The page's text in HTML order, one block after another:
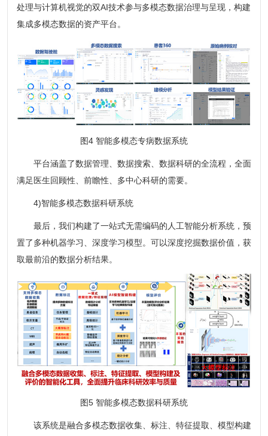
处理与计算机视觉的双AI技术参与多模态数据治理与呈现，构建
集成多模态数据的资产平台。
图4 智能多模态专病数据系统
平台涵盖了数据管理、数据搜索、数据科研的全流程，全面
满足医生回顾性、前瞻性、多中心科研的需要。
4)智能多模态数据科研系统
最后，我们构建了一站式无需编码的人工智能分析系统，预
置了多种机器学习、深度学习模型。可以深度挖掘数据价值，获
取最前沿的数据分析结果。
图5 智能多模态数据科研系统
该系统是融合多模态数据收集、标注、特征提取、模型构建